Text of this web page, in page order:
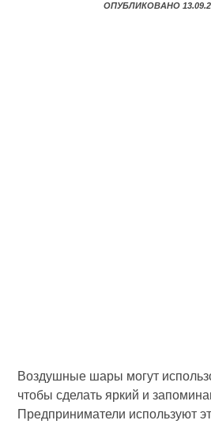
ОПУБЛИКОВАНО
Воздушные шары могут
чтобы сделать яркий и
Предприниматели используют